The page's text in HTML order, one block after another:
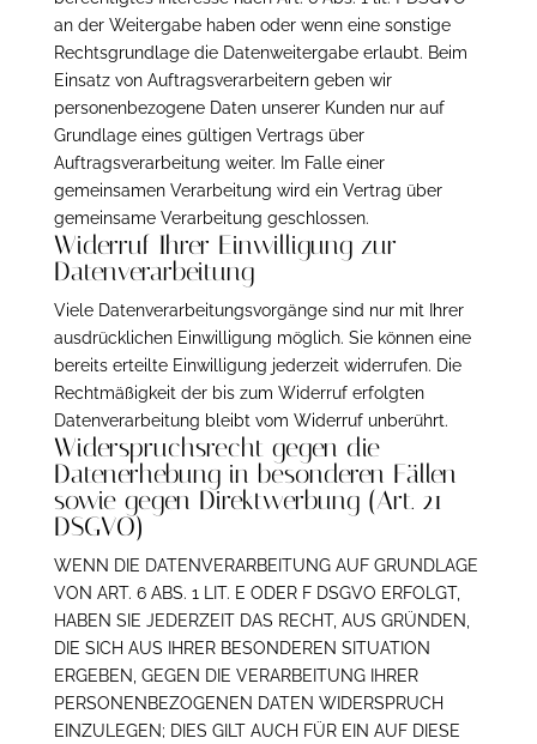
an der Weitergabe haben oder wenn eine sonstige
Rechtsgrundlage die Datenweitergabe erlaubt. Beim
Einsatz von Auftragsverarbeitern geben wir
personenbezogene Daten unserer Kunden nur auf
Grundlage eines gültigen Vertrags über
Auftragsverarbeitung weiter. Im Falle einer
gemeinsamen Verarbeitung wird ein Vertrag über
gemeinsame Verarbeitung geschlossen.
Widerruf Ihrer Einwilligung zur
Datenverarbeitung
Viele Datenverarbeitungsvorgänge sind nur mit Ihrer
ausdrücklichen Einwilligung möglich. Sie können eine
bereits erteilte Einwilligung jederzeit widerrufen. Die
Rechtmäßigkeit der bis zum Widerruf erfolgten
Datenverarbeitung bleibt vom Widerruf unberührt.
Widerspruchsrecht gegen die
Datenerhebung in besonderen Fällen
sowie gegen Direktwerbung (Art. 21
DSGVO)
WENN DIE DATENVERARBEITUNG AUF GRUNDLAGE
VON ART. 6 ABS. 1 LIT. E ODER F DSGVO ERFOLGT,
HABEN SIE JEDERZEIT DAS RECHT, AUS GRÜNDEN,
DIE SICH AUS IHRER BESONDEREN SITUATION
ERGEBEN, GEGEN DIE VERARBEITUNG IHRER
PERSONENBEZOGENEN DATEN WIDERSPRUCH
EINZULEGEN; DIES GILT AUCH FÜR EIN AUF DIESE